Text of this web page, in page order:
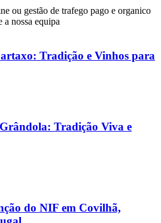
ou gestão de trafego pago e organico
a nossa equipa
Tradição e Vinhos para
Tradição Viva e
do NIF em Covilhã,